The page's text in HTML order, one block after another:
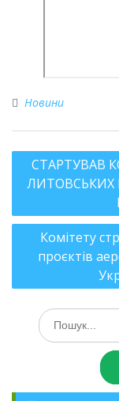
Новини
СТАРТУВАВ
ЛИТОВСЬКИХ
Комітету
проєктів